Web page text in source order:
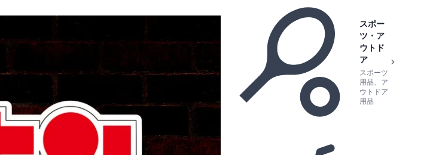
スポー
ツ・ア
ウトド
ア
スポーツ
用品、ア
ウトドア
用品